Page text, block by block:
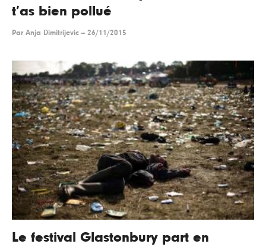
t’as bien pollué
Par Anja Dimitrijevic -- 26/11/2015
Le festival Glastonbury part en